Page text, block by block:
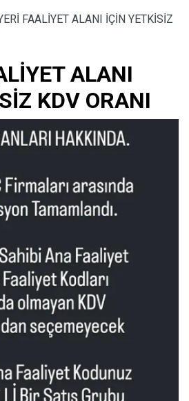
FAALİYET ALANI İÇİN YETKİSİZ
ALANI
KDV ORANI